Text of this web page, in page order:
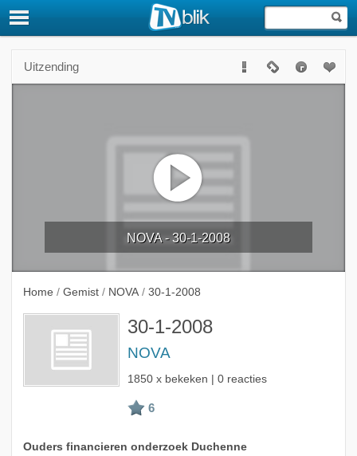
Uitzending
NOVA - 30-1-2008
Home / Gemist / NOVA / 30-1-2008
30-1-2008
NOVA
1850 x bekeken | 0 reacties
Ouders financieren onderzoek Duchenne